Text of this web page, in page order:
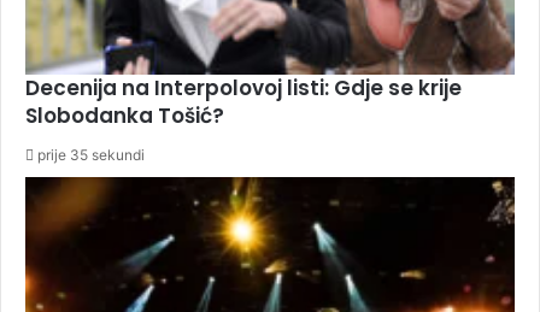
Decenija na Interpolovoj listi: Gdje se krije
Slobodanka Tošić?
prije 35 sekundi